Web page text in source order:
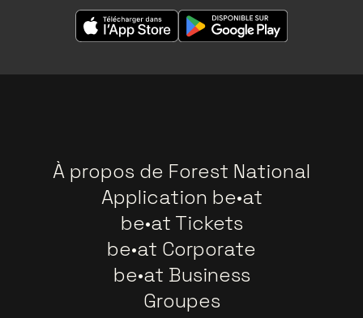
À propos de Forest National
Application be•at
be•at Tickets
be•at Corporate
be•at Business
Groupes